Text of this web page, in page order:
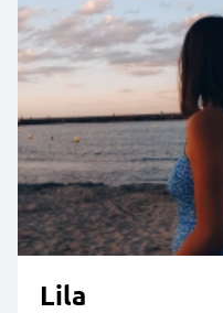
Lila